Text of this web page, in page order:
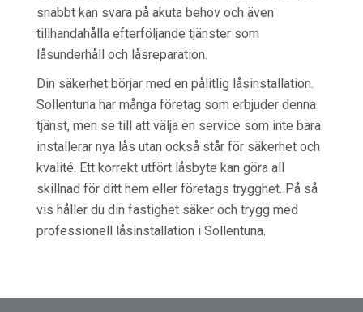
snabbt kan svara på akuta behov och även
tillhandahålla efterföljande tjänster som
låsunderhåll och låsreparation.
Din säkerhet börjar med en pålitlig låsinstallation.
Sollentuna har många företag som erbjuder denna
tjänst, men se till att välja en service som inte bara
installerar nya lås utan också står för säkerhet och
kvalité. Ett korrekt utfört låsbyte kan göra all
skillnad för ditt hem eller företags trygghet. På så
vis håller du din fastighet säker och trygg med
professionell låsinstallation i Sollentuna.